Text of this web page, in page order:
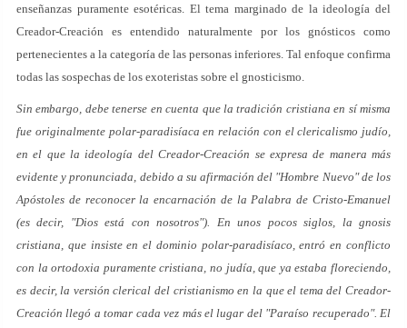
enseñanzas puramente esotéricas. El tema marginado de la ideología del
Creador-Creación es entendido naturalmente por los gnósticos como
pertenecientes a la categoría de las personas inferiores. Tal enfoque confirma
todas las sospechas de los exoteristas sobre el gnosticismo.
Sin embargo, debe tenerse en cuenta que la tradición cristiana en sí misma
fue originalmente polar-paradisíaca en relación con el clericalismo judío,
en el que la ideología del Creador-Creación se expresa de manera más
evidente y pronunciada, debido a su afirmación del "Hombre Nuevo" de los
Apóstoles de reconocer la encarnación de la Palabra de Cristo-Emanuel
(es decir, "Dios está con nosotros"). En unos pocos siglos, la gnosis
cristiana, que insiste en el dominio polar-paradisíaco, entró en conflicto
con la ortodoxia puramente cristiana, no judía, que ya estaba floreciendo,
es decir, la versión clerical del cristianismo en la que el tema del Creador-
Creación llegó a tomar cada vez más el lugar del "Paraíso recuperado". El